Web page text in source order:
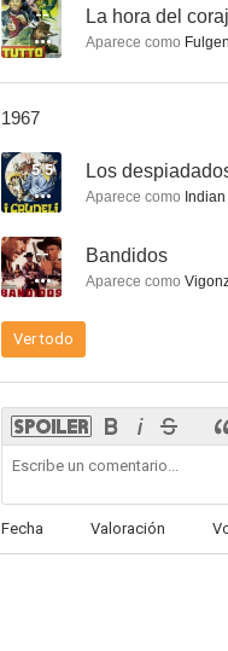
El halcón del desierto
--
-- La hora del
Aparece como
1967
5.5 Los
Aparece como
-- Bandidos
Aparece como
Ver todo
Fecha Valoración